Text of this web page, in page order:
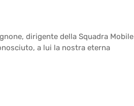
dirigente della Squadra Mobile
a lui la nostra eterna